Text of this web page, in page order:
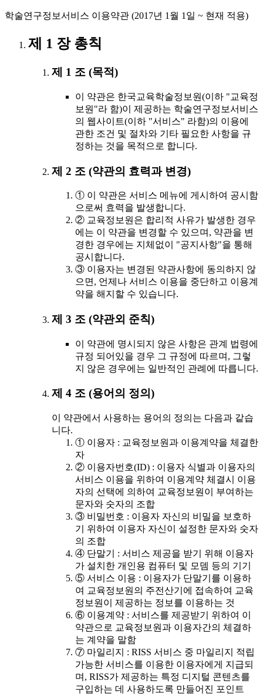
학술연구정보서비스 이용약관 (2017년 1월 1일 ~ 현재 적용)
제 1 장 총칙
제 1 조 (목적)
이 약관은 한국교육학술정보원(이하 "교육정
보원"라 함)이 제공하는 학술연구정보서비스
의 웹사이트(이하 "서비스" 라함)의 이용에
관한 조건 및 절차와 기타 필요한 사항을 규
정하는 것을 목적으로 합니다.
제 2 조 (약관의 효력과 변경)
① 이 약관은 서비스 메뉴에 게시하여 공시함
으로써 효력을 발생합니다.
② 교육정보원은 합리적 사유가 발생한 경우
에는 이 약관을 변경할 수 있으며, 약관을 변
경한 경우에는 지체없이 "공지사항"을 통해
공시합니다.
③ 이용자는 변경된 약관사항에 동의하지 않
으면, 언제나 서비스 이용을 중단하고 이용계
약을 해지할 수 있습니다.
제 3 조 (약관외 준칙)
이 약관에 명시되지 않은 사항은 관계 법령에
규정 되어있을 경우 그 규정에 따르며, 그렇
지 않은 경우에는 일반적인 관례에 따릅니다.
제 4 조 (용어의 정의)
이 약관에서 사용하는 용어의 정의는 다음과 같습
니다.
① 이용자 : 교육정보원과 이용계약을 체결한
자
② 이용자번호(ID) : 이용자 식별과 이용자의
서비스 이용을 위하여 이용계약 체결시 이용
자의 선택에 의하여 교육정보원이 부여하는
문자와 숫자의 조합
③ 비밀번호 : 이용자 자신의 비밀을 보호하
기 위하여 이용자 자신이 설정한 문자와 숫자
의 조합
④ 단말기 : 서비스 제공을 받기 위해 이용자
가 설치한 개인용 컴퓨터 및 모뎀 등의 기기
⑤ 서비스 이용 : 이용자가 단말기를 이용하
여 교육정보원의 주전산기에 접속하여 교육
정보원이 제공하는 정보를 이용하는 것
⑥ 이용계약 : 서비스를 제공받기 위하여 이
약관으로 교육정보원과 이용자간의 체결하
는 계약을 말함
⑦ 마일리지 : RISS 서비스 중 마일리지 적립
가능한 서비스를 이용한 이용자에게 지급되
며, RISS가 제공하는 특정 디지털 콘텐츠를
구입하는 데 사용하도록 만들어진 포인트